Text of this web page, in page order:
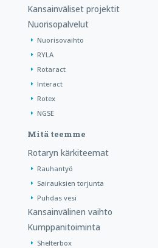
Kansainväliset projektit
Nuorisopalvelut
Nuorisovaihto
RYLA
Rotaract
Interact
Rotex
NGSE
Mitä teemme
Rotaryn kärkiteemat
Rauhantyö
Sairauksien torjunta
Puhdas vesi
Kansainvälinen vaihto
Kumppanitoiminta
Shelterbox